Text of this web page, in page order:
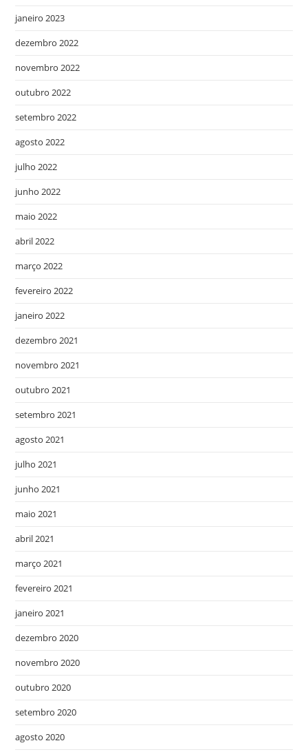
janeiro 2023
dezembro 2022
novembro 2022
outubro 2022
setembro 2022
agosto 2022
julho 2022
junho 2022
maio 2022
abril 2022
março 2022
fevereiro 2022
janeiro 2022
dezembro 2021
novembro 2021
outubro 2021
setembro 2021
agosto 2021
julho 2021
junho 2021
maio 2021
abril 2021
março 2021
fevereiro 2021
janeiro 2021
dezembro 2020
novembro 2020
outubro 2020
setembro 2020
agosto 2020